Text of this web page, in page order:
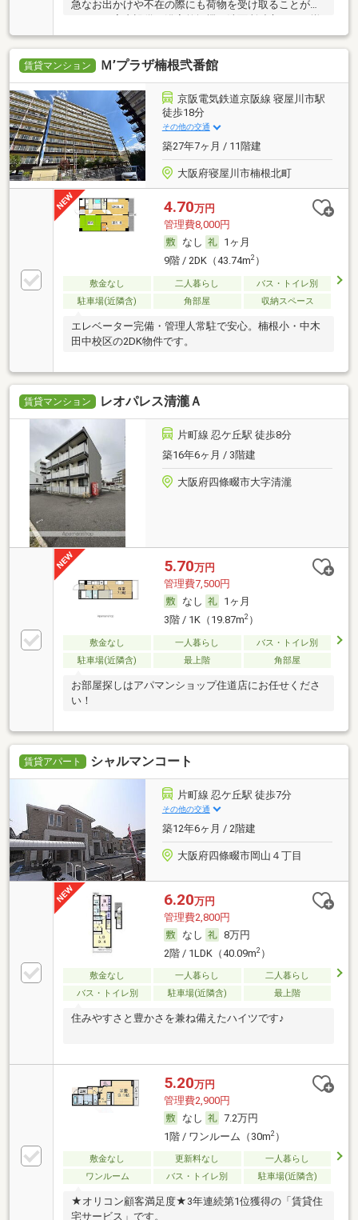
急なお出かけや不在の際にも荷物を受け取ることがで
っており、とても充実しています。収納はウォークイ
ンクロゼット・シューズボックスなど豊富なので、
広々と空間を利用することも可能です。セキュリティ
面は、TVインターホン・オートロックなど充実してい
るので安心して生活できます。2駅利用可能なので、
用途や行き先に応じて経路を選択できます。今や必需
品ともなったネット。こちらはインターネット有り物
件です。間取りが2DKで、キッチンでご飯が食べられ
ます。家賃9.5万円でおすすめの物件です。こちらの物
件はフローリング張りです。インターネット使用が無
料の物件なのでご自宅での通信料を抑えられます。駐
輪場付きの物件です。
賃貸マンション Ｍ’プラザ楠根弐番館
京阪電気鉄道京阪線 寝屋川市駅
徒歩18分
その他の交通
築27年7ヶ月 / 11階建
大阪府寝屋川市楠根北町
4.70万円
管理費8,000円
なし
1ヶ月
9階 / 2DK（43.74m2）
敷金なし 二人暮らし
バス・トイレ別
駐車場(近隣含)
角部屋 収納スペース
エレベーター完備・管理人常駐で安心。楠根小・中木
田中校区の2DK物件です。
賃貸マンション レオパレス清瀧Ａ
片町線 忍ケ丘駅 徒歩8分
築16年6ヶ月 / 3階建
大阪府四條畷市大字清瀧
5.70万円
管理費7,500円
なし
1ヶ月
3階 / 1K（19.87m2）
敷金なし 一人暮らし
バス・トイレ別
駐車場(近隣含)
最上階 角部屋
お部屋探しはアパマンショップ住道店にお任せくださ
い！
賃貸アパート シャルマンコート
片町線 忍ケ丘駅 徒歩7分
その他の交通
築12年6ヶ月 / 2階建
大阪府四條畷市岡山４丁目
6.20万円
管理費2,800円
なし
8万円
2階 / 1LDK（40.09m2）
敷金なし 一人暮らし
二人暮らし
バス・トイレ別
駐車場(近隣含) 最上階
住みやすさと豊かさを兼ね備えたハイツです♪
5.20万円
管理費2,900円
なし
7.2万円
1階 / ワンルーム（30m2）
敷金なし 更新料なし
一人暮らし
ワンルーム
バス・トイレ別 駐車場(近隣含)
★オリコン顧客満足度★3年連続第1位獲得の「賃貸住
宅サービス」です。